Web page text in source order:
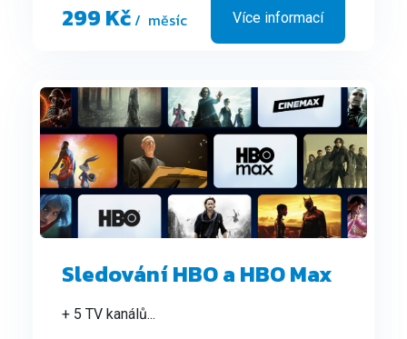
299 Kč/ měsíc Více informací
Sledování HBO a HBO Max
+ 5 TV kanálů...